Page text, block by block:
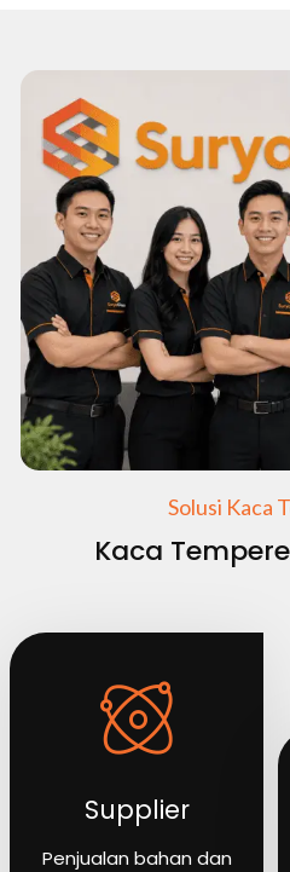
Solusi Kaca
Kaca
Supplier
Penjualan bahan dan